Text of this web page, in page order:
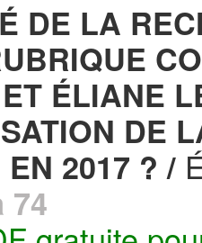
DE LA
ÉLIANE
DE
2017 ? /
74